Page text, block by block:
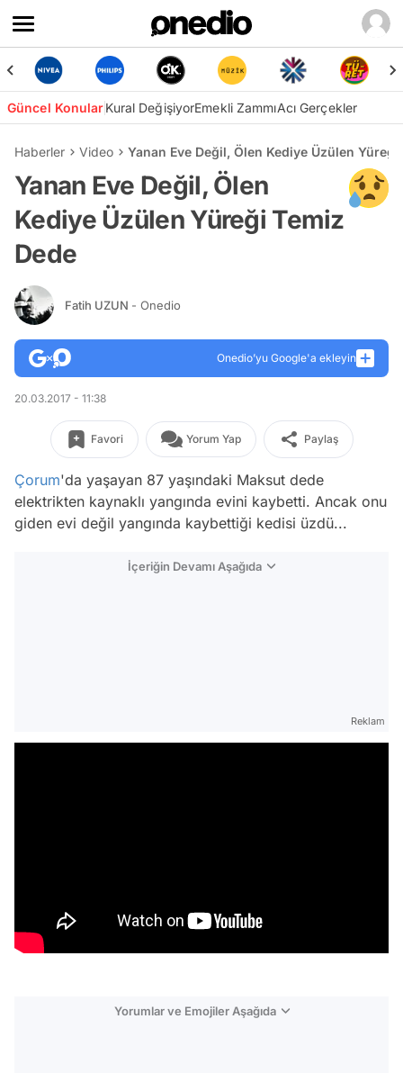
Güncel KonularKural DeğişiyorEmekli ZammıAcı Gerçekler
Haberler Video Yanan Eve Değil, Ölen Kediye Üzülen Yüreği
Yanan Eve Değil, Ölen
Kediye Üzülen Yüreği Temiz
Dede
Fatih UZUN - Onedio
Onedio’yu Google'a ekleyin
20.03.2017 - 11:38
Favori Yorum Yap Paylaş
Çorum'da yaşayan 87 yaşındaki Maksut dede
elektrikten kaynaklı yangında evini kaybetti. Ancak onu
giden evi değil yangında kaybettiği kedisi üzdü...
İçeriğin Devamı Aşağıda
Reklam
Yorumlar ve Emojiler Aşağıda